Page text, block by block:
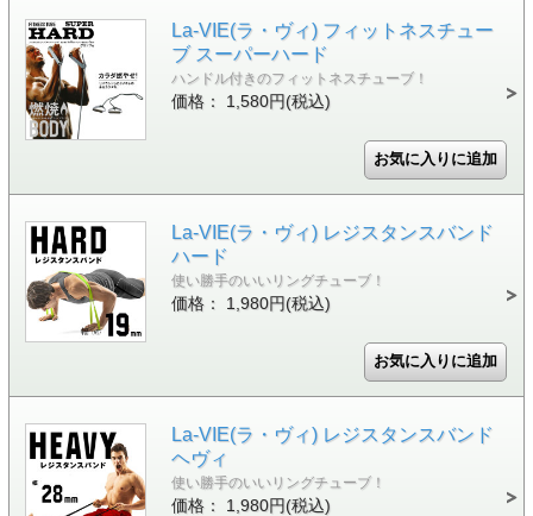
La-VIE(ラ・ヴィ) フィットネスチュー
ブ スーパーハード
ハンドル付きのフィットネスチューブ！
価格： 1,580円(税込)
La-VIE(ラ・ヴィ) レジスタンスバンド
ハード
使い勝手のいいリングチューブ！
価格： 1,980円(税込)
La-VIE(ラ・ヴィ) レジスタンスバンド
ヘヴィ
使い勝手のいいリングチューブ！
価格： 1,980円(税込)